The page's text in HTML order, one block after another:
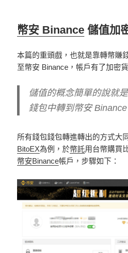
幣安 Binance 儲值加
本篇的重頭戲，也就是靠轉幣賺
至幣安 Binance，帳戶有了加密
儲值的概念簡單的說就
錢包中轉到幣安
所有錢包錢包轉進轉出的方式大
BitoEX為例，於幣託用台幣購買
幣安Binance帳戶，步驟如下：